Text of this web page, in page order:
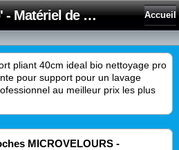
toutOtop' - Matériel de nettoyage, produit d'entretien, lubrifiant pour professionnel et particulier Accueil
pliant 40cm ideal bio nettoyage pro
pour support pour un lavage
au meilleur prix les plus
MICROVELOURS -